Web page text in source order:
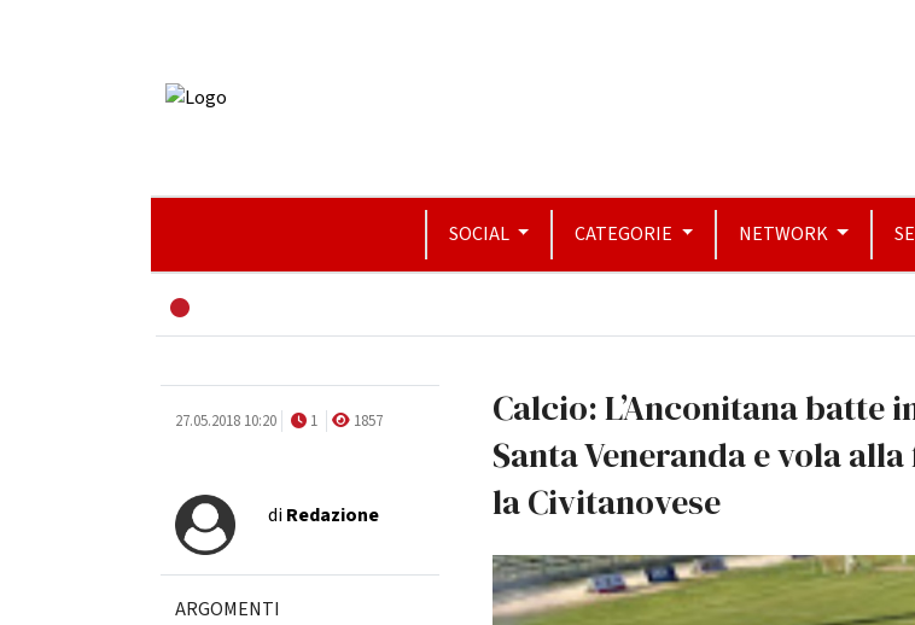
SOCIAL CATEGORIE NETWORK
27.05.2018 10:20 1 1857
diRedazione
ARGOMENTI
Calcio: L’Anconitana batte
Santa Veneranda e vola
la Civitanovese